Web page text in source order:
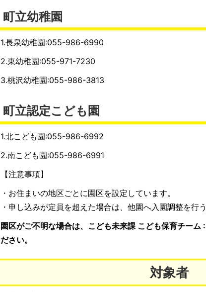
町立幼稚園
1.長泉幼稚園:055-986-6990
2.東幼稚園:055-971-7230
3.桃沢幼稚園:055-986-3813
町立認定こども園
1.北こども園:055-986-6992
2.南こども園:055-986-6991
【注意事項】
・お住まいの地区ごとに園区を設定しています。
・申し込みが定員を超えた場合は、他園へ入園調整を行
園区がご不明な場合は、こども未来課 こども保育チー
ださい。
対象者